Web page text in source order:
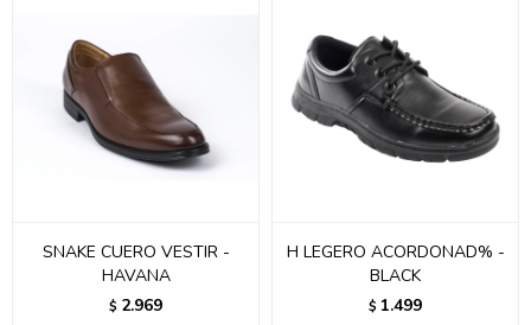
SNAKE CUERO VESTIR -
HAVANA
$ 2.969
H LEGERO ACORDONAD% -
BLACK
$ 1.499